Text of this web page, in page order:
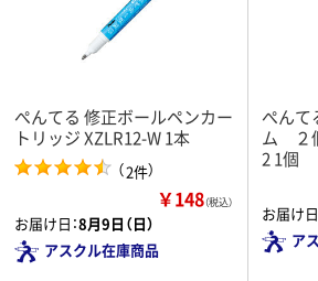
ぺんてる 修正ボールペンカー
トリッジ XZLR12-W 1本
（2件）
￥148（税込）
お届け日：8月9日（日）
アスクル在庫商品
ぺんて
ム
2 1個
お届け日
ア